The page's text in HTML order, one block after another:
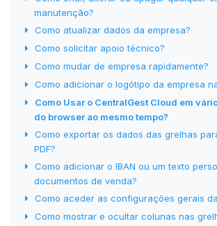
manutenção?
Como atualizar dados da empresa?
Como solicitar apoio técnico?
Como mudar de empresa rapidamente?
Como adicionar o logótipo da empresa
Como Usar o CentralGest Cloud em
do browser ao mesmo tempo?
Como exportar os dados das grelhas
PDF?
Como adicionar o IBAN ou um texto
documentos de venda?
Como aceder as configurações gerais
Como mostrar e ocultar colunas nas